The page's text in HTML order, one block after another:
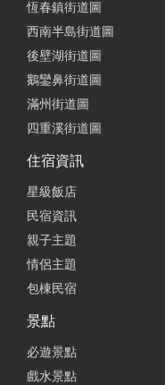
恆春鎮街道圖
西南半島街道圖
後壁湖街道圖
鵝鑾鼻街道圖
滿州街道圖
四重溪街道圖
住宿資訊
星級飯店
民宿資訊
親子主題
情侶主題
包棟民宿
景點
必遊景點
戲水景點